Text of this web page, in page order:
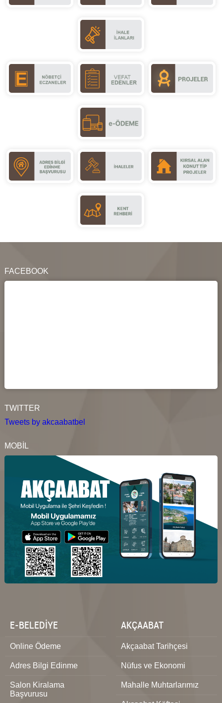
FACEBOOK
TWITTER
Tweets by akcaabatbel
MOBİL
E-BELEDİYE
Online Ödeme
Adres Bilgi Edinme
Salon Kiralama
Başvurusu
AKÇAABAT
Akçaabat Tarihçesi
Nüfus ve Ekonomi
Mahalle Muhtarlarımız